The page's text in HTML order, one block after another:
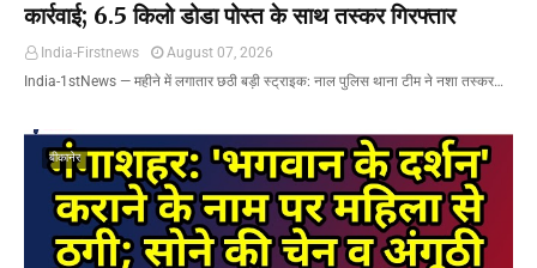
कार्रवाई; 6.5 किलो डोडा पोस्त के साथ तस्कर गिरफ्तार
India-Firstnews
August 07, 2026
India-1stNews ​— महीने में लगातार छठी बड़ी स्ट्राइक: नाल पुलिस थाना टीम ने नशा तस्कर…
बीकानेर